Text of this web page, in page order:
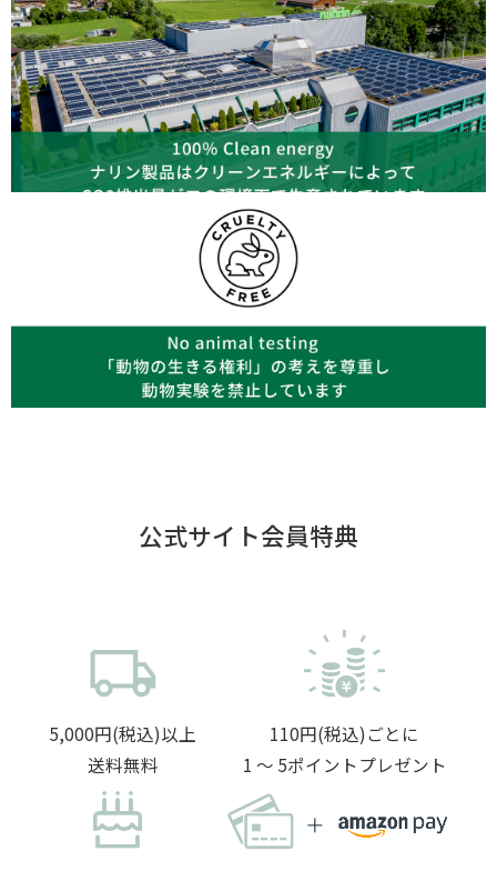
公式サイト会員特典
5,000円(税込)以上
送料無料
110円(税込)ごとに
1 〜 5ポイントプレゼント